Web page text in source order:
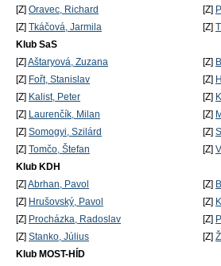
[Z] Oravec, Richard [Z]
[Z] Tkáčová, Jarmila [Z]
Klub SaS
[Z] Aštaryová, Zuzana [Z]
[Z] Fořt, Stanislav [Z]
[Z] Kalist, Peter [Z]
[Z] Laurenčík, Milan [Z]
[Z] Somogyi, Szilárd [Z]
[Z] Tomčo, Štefan [Z]
Klub KDH
[Z] Abrhan, Pavol [Z]
[Z] Hrušovský, Pavol [Z]
[Z] Procházka, Radoslav [Z]
[Z] Stanko, Július [Z]
Klub MOST-HÍD